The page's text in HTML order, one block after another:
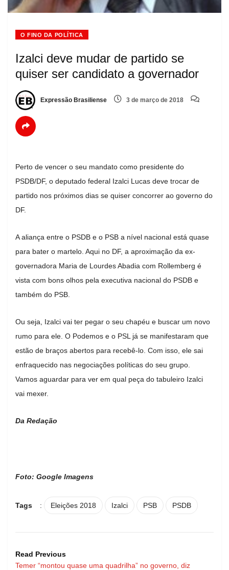
O FINO DA POLÍTICA
Izalci deve mudar de partido se
quiser ser candidato a governador
Expressão Brasiliense 3 de março de 2018
Perto de vencer o seu mandato como presidente do
PSDB/DF, o deputado federal Izalci Lucas deve trocar de
partido nos próximos dias se quiser concorrer ao governo do
DF.
A aliança entre o PSDB e o PSB a nível nacional está quase
para bater o martelo. Aqui no DF, a aproximação da ex-
governadora Maria de Lourdes Abadia com Rollemberg é
vista com bons olhos pela executiva nacional do PSDB e
também do PSB.
Ou seja, Izalci vai ter pegar o seu chapéu e buscar um novo
rumo para ele. O Podemos e o PSL já se manifestaram que
estão de braços abertos para recebê-lo. Com isso, ele sai
enfraquecido nas negociações políticas do seu grupo.
Vamos aguardar para ver em qual peça do tabuleiro Izalci
vai mexer.
Da Redação
Foto: Google Imagens
Tags : Eleições 2018 Izalci PSB PSDB
Read Previous
Temer “montou quase uma quadrilha” no governo, diz